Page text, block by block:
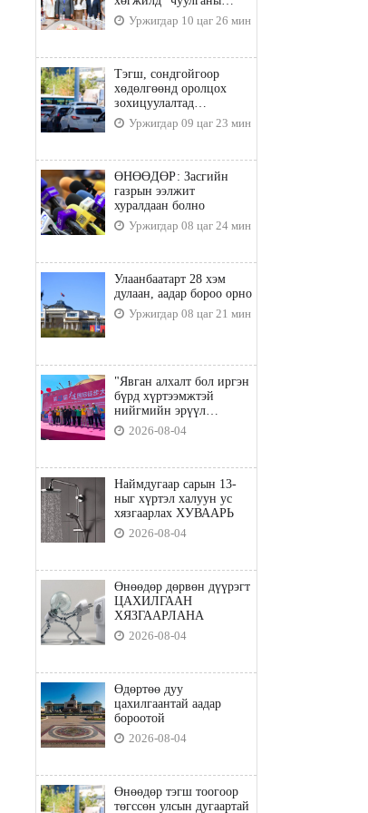
бэлтгэл ажил, зорилго,
хүрэх үр дүнгийн талаар
Уржигдар 10 цаг 26 мин
Тэгш, сондгойгоор
хөдөлгөөнд оролцох
зохицуулалтад
хамаарахгүй тээврийн
хэрэгслүүд
Уржигдар 09 цаг 23 мин
ӨНӨӨДӨР: Засгийн
газрын ээлжит
хуралдаан болно
Уржигдар 08 цаг 24 мин
Улаанбаатарт 28 хэм
дулаан, аадар бороо орно
Уржигдар 08 цаг 21 мин
"Явган алхалт бол иргэн
бүрд хүртээмжтэй
нийгмийн эрүүл
мэндийн бодлого"
2026-08-04
Наймдугаар сарын 13-
ныг хүртэл халуун ус
хязгаарлах ХУВААРЬ
2026-08-04
Өнөөдөр дөрвөн дүүрэгт
ЦАХИЛГААН
ХЯЗГААРЛАНА
2026-08-04
Өдөртөө дуу
цахилгаантай аадар
бороотой
2026-08-04
Өнөөдөр тэгш тоогоор
төгссөн улсын дугаартай